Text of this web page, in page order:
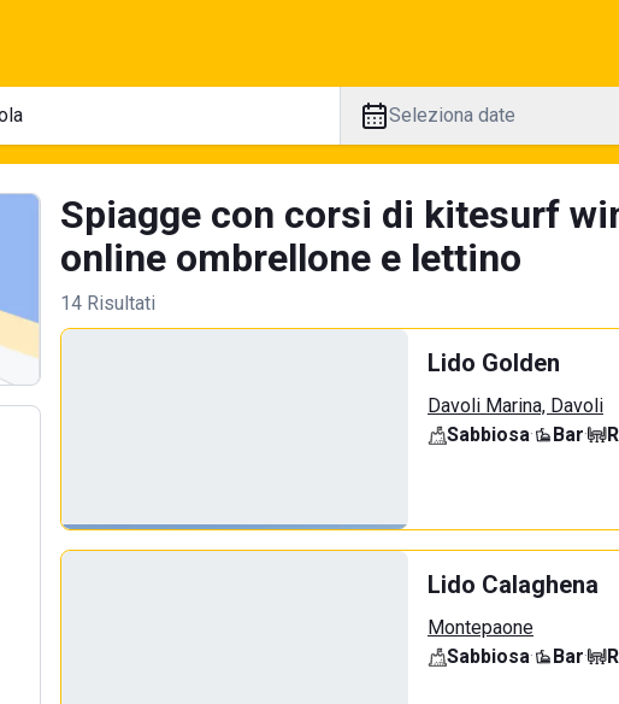
Seleziona date
Spiagge con corsi di kitesurf
online ombrellone e lettino
14 Risultati
Lido Golden
Davoli Marina, Davoli
Sabbiosa· Bar·
Lido Calaghena
Montepaone
Sabbiosa· Bar·